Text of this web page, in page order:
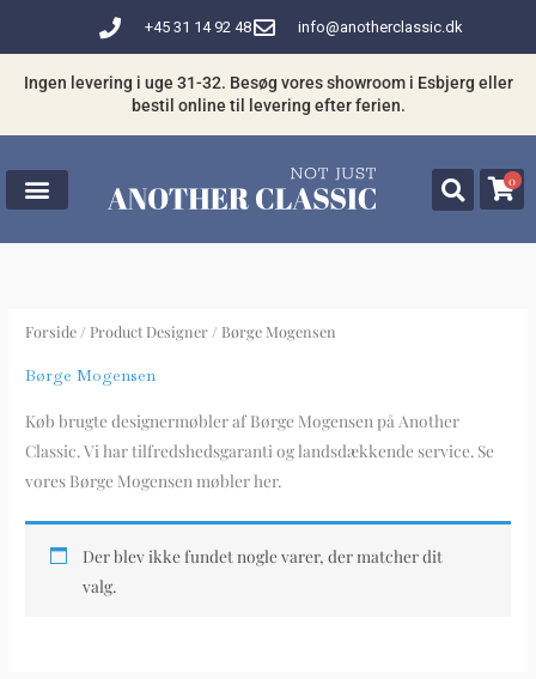
indholdet
+45 31 14 92 48 info@anotherclassic.dk
Ingen levering i uge 31-32. Besøg vores showroom i Esbjerg eller
bestil online til levering efter ferien.
0
Forside / Product Designer / Børge Mogensen
Børge Mogensen
Køb brugte designermøbler af Børge Mogensen på Another
Classic. Vi har tilfredshedsgaranti og landsdækkende service. Se
vores Børge Mogensen møbler her.
Der blev ikke fundet nogle varer, der matcher dit
valg.